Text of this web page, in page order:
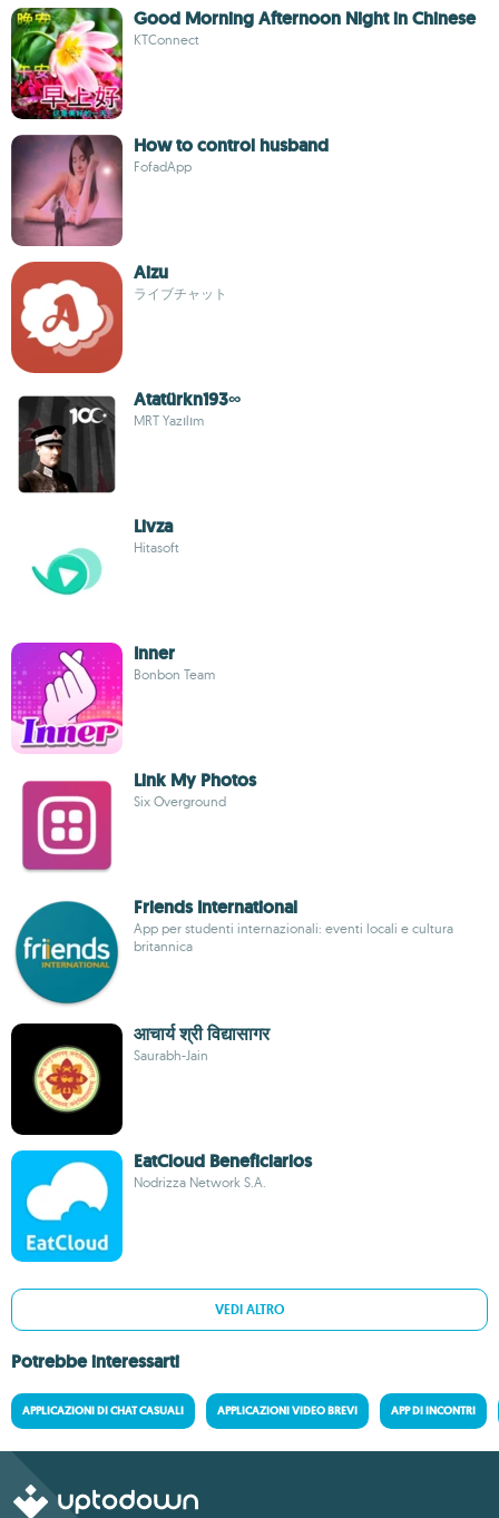
Good Morning Afternoon Night in Chinese
KTConnect
How to control husband
FofadApp
Aizu
ライブチャット
Atatürkn193∞
MRT Yazılım
Livza
Hitasoft
Inner
Bonbon Team
Link My Photos
Six Overground
Friends International
App per studenti internazionali: eventi locali e cultura
britannica
आचार्य श्री विद्यासागर
Saurabh-Jain
EatCloud Beneficiarios
Nodrizza Network S.A.
VEDI ALTRO
Potrebbe interessarti
APPLICAZIONI DI CHAT CASUALI APPLICAZIONI VIDEO BREVI APP DI INCONTRI